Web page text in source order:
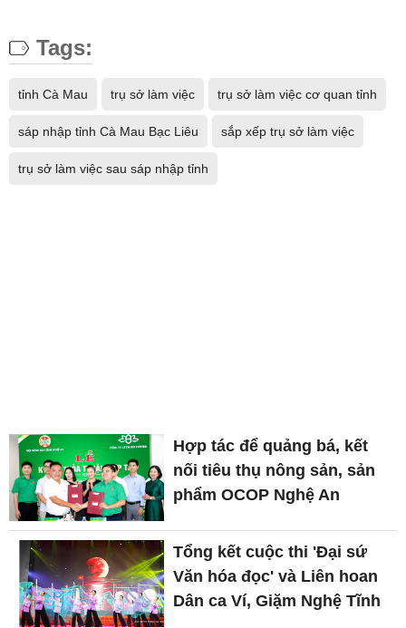
Tags:
tỉnh Cà Mau trụ sở làm việc trụ sở làm việc cơ quan tỉnh
sáp nhập tỉnh Cà Mau Bạc Liêu sắp xếp trụ sở làm việc
trụ sở làm việc sau sáp nhập tỉnh
Hợp tác để quảng bá, kết
nối tiêu thụ nông sản, sản
phẩm OCOP Nghệ An
Tổng kết cuộc thi 'Đại sứ
Văn hóa đọc' và Liên hoan
Dân ca Ví, Giặm Nghệ Tĩnh